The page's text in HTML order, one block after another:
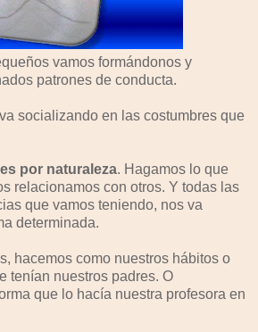
vamos formándonos y
patrones de conducta.
socializando en las costumbres que
por naturaleza. Hagamos lo que
relacionamos con otros. Y todas las
que vamos teniendo, nos va
determinada.
hacemos como nuestros hábitos o
tenían nuestros padres. O
que lo hacía nuestra profesora en